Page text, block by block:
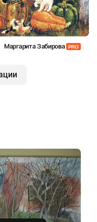
Маргарита Забирова PRO
Купить